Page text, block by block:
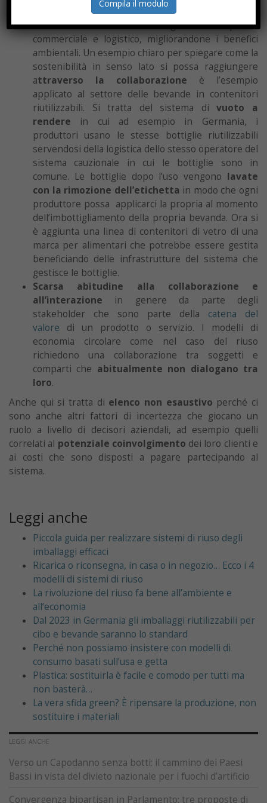
un’economia di scala permette a questi modelli di
business di funzionare al meglio sotto il profilo
commerciale e logistico, migliorandone i benefici
ambientali. Un esempio chiaro per spiegare come la
sostenibilità in senso lato si possa raggiungere
attraverso la collaborazione è l’esempio
applicato al settore delle bevande in contenitori
riutilizzabili. Si tratta del sistema di vuoto a
rendere in cui ad esempio in Germania, i
produttori usano le stesse bottiglie riutilizzabili
servendosi della logistica dello stesso operatore del
sistema cauzionale in cui le bottiglie sono in
comune. Le bottiglie dopo l’uso vengono lavate
con la rimozione dell’etichetta in modo che ogni
produttore possa applicarci la propria al momento
dell’imbottigliamento della propria bevanda. Ora si
è aggiunta una linea di contenitori di vetro di una
marca per alimentari che potrebbe essere gestita
beneficiando delle infrastrutture del sistema che
gestisce le bottiglie.
Scarsa abitudine alla collaborazione e
all’interazione in genere da parte degli
stakeholder che sono parte della catena del
valore di un prodotto o servizio. I modelli di
economia circolare come nel caso del riuso
richiedono una collaborazione tra soggetti e
comparti che abitualmente non dialogano tra
loro.
Anche qui si tratta di elenco non esaustivo perché ci
sono anche altri fattori di incertezza che giocano un
ruolo a livello di decisori aziendali, ad esempio quelli
correlati al potenziale coinvolgimento dei loro clienti e
ai costi che sono disposti a pagare partecipando al
sistema.
Leggi anche
Piccola guida per realizzare sistemi di riuso degli
imballaggi efficaci
Ricarica o riconsegna, in casa o in negozio… Ecco i 4
modelli di sistemi di riuso
La rivoluzione del riuso fa bene all’ambiente e
all’economia
Dal 2023 in Germania gli imballaggi riutilizzabili per
cibo e bevande saranno lo standard
Perché non possiamo insistere con modelli di
consumo basati sull’usa e getta
Plastica: sostituirla è facile e comodo per tutti ma
non basterà…
La vera sfida green? È ripensare la produzione, non
sostituire i materiali
LEGGI ANCHE
Verso un Capodanno senza botti: il cammino dei Paesi
Bassi in vista del divieto nazionale per i fuochi d’artificio
Convergenza bipartisan in Parlamento: tre proposte di
Compila il modulo